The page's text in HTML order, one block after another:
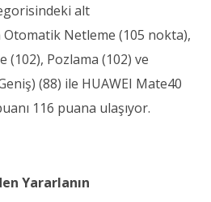
alt
Netleme (105 nokta),
(102), Pozlama (102) ve
(88) ile HUAWEI Mate40
116 puana ulaşıyor.
Yararlanın